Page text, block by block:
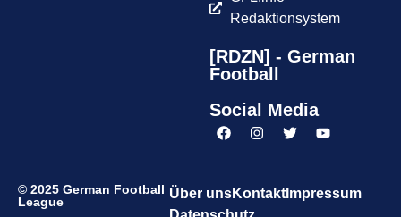
Redaktionsystem
[RDZN] - German
Football
Social Media
© 2025 German Football
League
Über unsKontaktImpressum